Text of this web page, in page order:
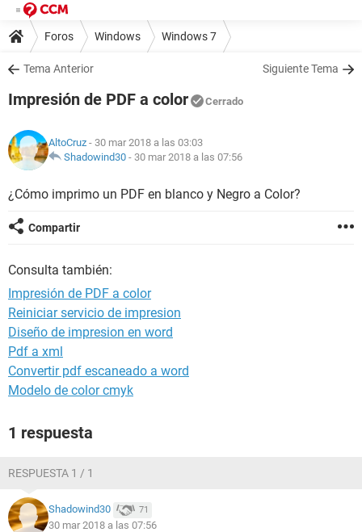
Foros Windows Windows 7
Tema Anterior Siguiente Tema
Impresión de PDF a color Cerrado
AltoCruz - 30 mar 2018 a las 03:03
Shadowind30 - 30 mar 2018 a las 07:56
¿Cómo imprimo un PDF en blanco y Negro a Color?
Compartir
Consulta también:
Impresión de PDF a color
Reiniciar servicio de impresion
Diseño de impresion en word
Pdf a xml
Convertir pdf escaneado a word
Modelo de color cmyk
1 respuesta
RESPUESTA 1 / 1
Shadowind30 71
30 mar 2018 a las 07:56